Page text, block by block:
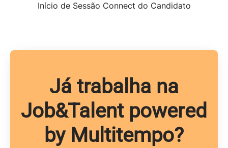
Início de Sessão Connect do Candidato
Já trabalha na
Job&Talent powered
by Multitempo?